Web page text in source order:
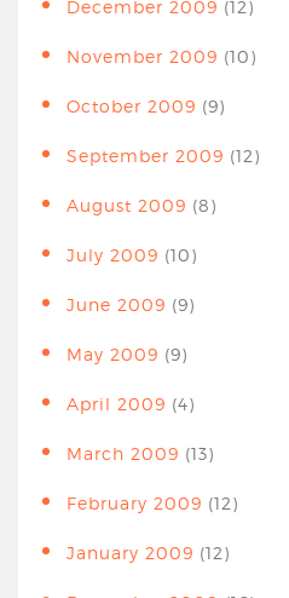
December 2009 (12)
November 2009 (10)
October 2009 (9)
September 2009 (12)
August 2009 (8)
July 2009 (10)
June 2009 (9)
May 2009 (9)
April 2009 (4)
March 2009 (13)
February 2009 (12)
January 2009 (12)